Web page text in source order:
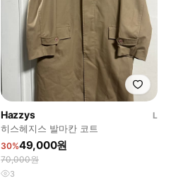
Hazzys
L
히스헤지스 발마칸 코트
30%49,000원
70,000원
3